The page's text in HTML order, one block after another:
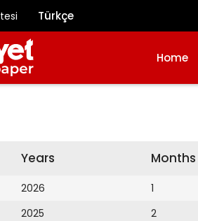
Türkçe
Home
Years
2026
2025
Months
1
2